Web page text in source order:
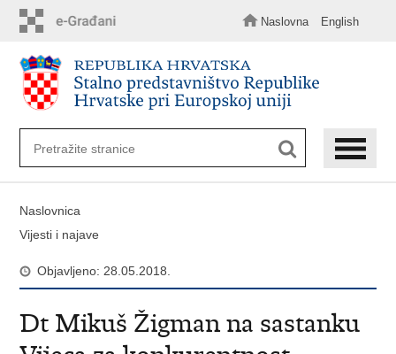
sadržaj
Naslovna English
Naslovnica
Vijesti i najave
Objavljeno: 28.05.2018.
Dt Mikuš Žigman na sastanku